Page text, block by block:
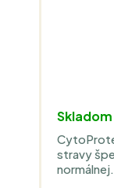
Skladom
stravy